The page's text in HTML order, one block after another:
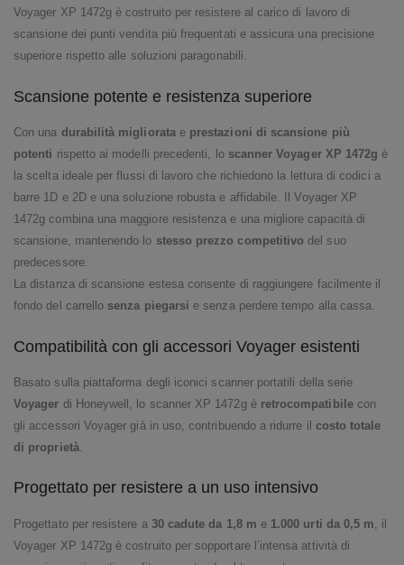
Voyager XP 1472g è costruito per resistere al carico di lavoro di
scansione dei punti vendita più frequentati e assicura una precisione
superiore rispetto alle soluzioni paragonabili.
Scansione potente e resistenza superiore
Con una durabilità miglioratae prestazioni di scansione più
potenti rispetto ai modelli precedenti, lo scanner Voyager XP 1472g è
la scelta ideale per flussi di lavoro che richiedono la lettura di codici a
barre 1D e 2D e una soluzione robusta e affidabile. Il Voyager XP
1472g combina una maggiore resistenza e una migliore capacità di
scansione, mantenendo lo stesso prezzo competitivo del suo
predecessore.
La distanza di scansione estesa consente di raggiungere facilmente il
fondo del carrello senza piegarsi e senza perdere tempo alla cassa.
Compatibilità con gli accessori Voyager esistenti
Basato sulla piattaforma degli iconici scanner portatili della serie
Voyager di Honeywell, lo scanner XP 1472g è retrocompatibilecon
gli accessori Voyager già in uso, contribuendo a ridurre il costo totale
di proprietà.
Progettato per resistere a un uso intensivo
Progettato per resistere a 30 cadute da 1,8 m e 1.000 urti da 0,5 m , il
Voyager XP 1472g è costruito per sopportare l’intensa attività di